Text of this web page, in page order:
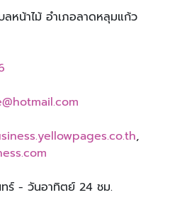
หน้าไม้ อำเภอลาดหลุมแก้ว
,
ทร์ - วันอาทิตย์ 24 ชม.